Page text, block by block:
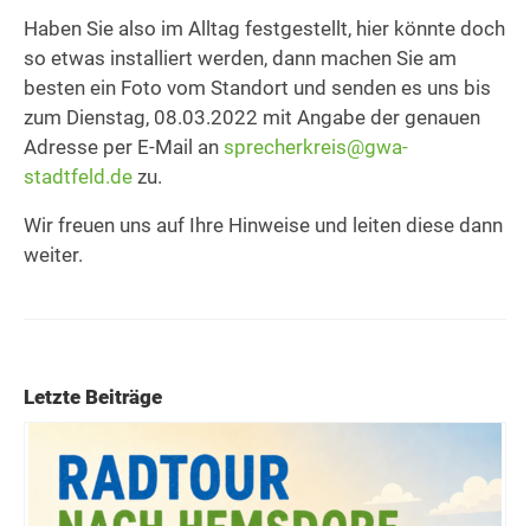
Haben Sie also im Alltag festgestellt, hier könnte doch
so etwas installiert werden, dann machen Sie am
besten ein Foto vom Standort und senden es uns bis
zum Dienstag, 08.03.2022 mit Angabe der genauen
Adresse per E-Mail an sprecherkreis@gwa-
stadtfeld.de zu.
Wir freuen uns auf Ihre Hinweise und leiten diese dann
weiter.
Letzte Beiträge